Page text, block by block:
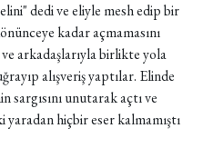
dedi ve eliyle mesh edip bir
kadar açmamasını
arkadaşlarıyla birlikte yola
alışveriş yaptılar. Elinde
sargısını unutarak açtı ve
hiçbir eser kalmamıştı